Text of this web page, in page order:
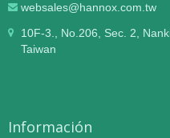
websales@hannox.com.tw
10F-3., No.206, Sec. 2,
Taiwan
Información